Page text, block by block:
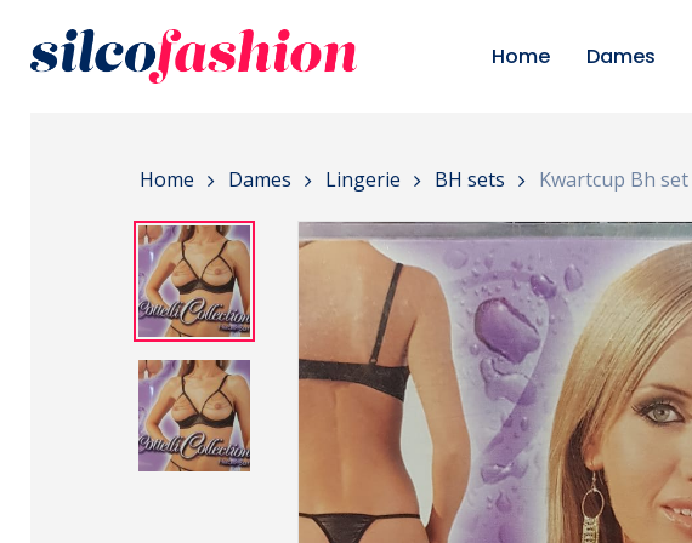
Home Dames
Home Dames Lingerie BH sets Kwartcup Bh set